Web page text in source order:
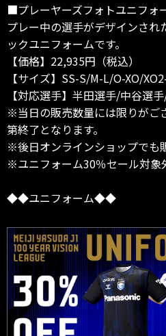
■プレーヤーズフォトユニフォ
プレー中の選手がデザインされ
ックユニフォームです。
【価格】22,935円（税込）
【サイズ】SS-S/M-L/O-XO/
【対応選手】半田選手/中谷選
※当日の販売数量には限りがご
第終了となります。
※後日オンラインショップでも
※ユニフォーム30％セール対象
◆◆ユニフォーム◆◆